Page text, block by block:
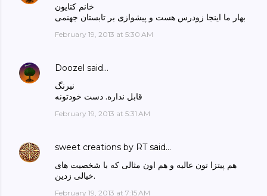
خانم کتایون
بهار ما اینجا زودرس هست و پیشوازی بر تابستان جهنمی
February 19, 2013 at 5:30 AM
Doozel said…
نیرنگ
قابل نداره. دست خودتونه
February 19, 2013 at 5:31 AM
sweet creations by RTsaid…
هم پیتزا تون عالیه و هم اون مثالی که با شخصیت های
خیالی زدین.
February 19, 2013 at 7:15 AM